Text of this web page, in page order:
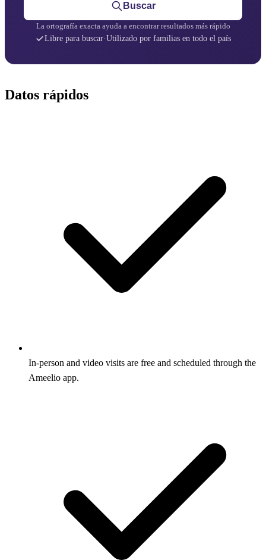
Buscar
La ortografía exacta ayuda a encontrar resultados más rápido
Libre para buscar·Utilizado por familias en todo el país
Datos rápidos
In-person and video visits are free and scheduled through the
Ameelio app.